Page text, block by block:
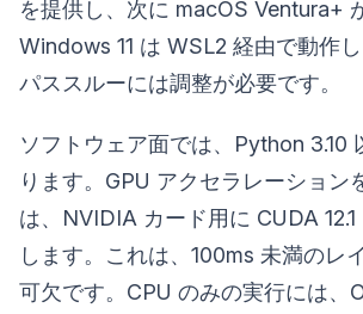
を提供し、次に macOS Ventura+
Windows 11 は WSL2 経由で動作
パススルーには調整が必要です。
ソフトウェア面では、Python 3.10
ります。GPU アクセラレーション
は、NVIDIA カード用に CUDA
します。これは、100ms 未満のレ
可欠です。CPU のみの実行には、